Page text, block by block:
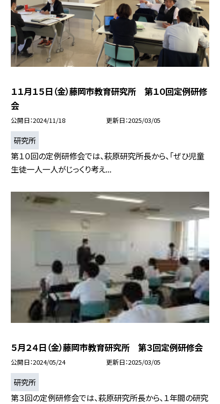
１１月１５日（金）藤岡市教育研究所 第１０回定例研修
会
公開日 2024/11/18 更新日 2025/03/05
研究所
第１０回の定例研修会では、萩原研究所長から、「ぜひ児童
生徒一人一人がじっくり考え...
５月２４日（金）藤岡市教育研究所 第３回定例研修会
公開日 2024/05/24 更新日 2025/03/05
研究所
第３回の定例研修会では、萩原研究所長から、１年間の研究